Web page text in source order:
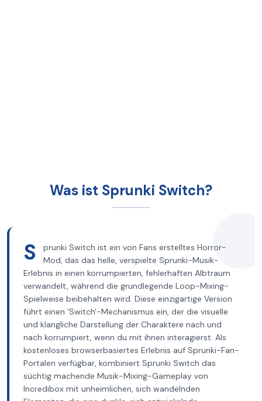
Was ist Sprunki Switch?
S
prunki Switch ist ein von Fans erstelltes Horror-
Mod, das das helle, verspielte Sprunki-Musik-
Erlebnis in einen korrumpierten, fehlerhaften Albtraum
verwandelt, während die grundlegende Loop-Mixing-
Spielweise beibehalten wird. Diese einzigartige Version
führt einen 'Switch'-Mechanismus ein, der die visuelle
und klangliche Darstellung der Charaktere nach und
nach korrumpiert, wenn du mit ihnen interagierst. Als
kostenloses browserbasiertes Erlebnis auf Sprunki-Fan-
Portalen verfügbar, kombiniert Sprunki Switch das
süchtig machende Musik-Mixing-Gameplay von
Incredibox mit unheimlichen, sich wandelnden